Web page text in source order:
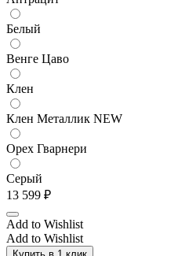
Белый
Венге Цаво
Клен
Клен Металлик NEW
Орех Гварнери
Серый
13 599 ₽
Add to Wishlist
Add to Wishlist